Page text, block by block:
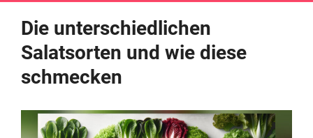
Die unterschiedlichen
Salatsorten und wie diese
schmecken